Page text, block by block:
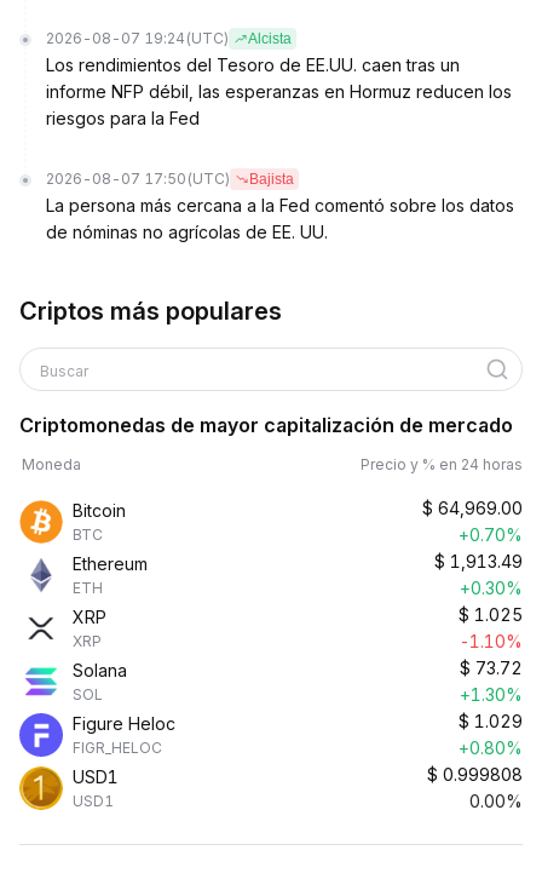
2026-08-07 19:24 (UTC) Alcista
Los rendimientos del Tesoro de EE.UU. caen tras un
informe NFP débil, las esperanzas en Hormuz reducen los
riesgos para la Fed
2026-08-07 17:50 (UTC) Bajista
La persona más cercana a la Fed comentó sobre los datos
de nóminas no agrícolas de EE. UU.
Criptos más populares
Buscar
Criptomonedas de mayor capitalización de mercado
Moneda Precio y % en 24 horas
Bitcoin
BTC
$ 64,969.00
+0.70%
Ethereum
ETH
$ 1,913.49
+0.30%
XRP
XRP
$ 1.025
-1.10%
Solana
SOL
$ 73.72
+1.30%
Figure Heloc
FIGR_HELOC
$ 1.029
+0.80%
USD1
USD1
$ 0.999808
0.00%